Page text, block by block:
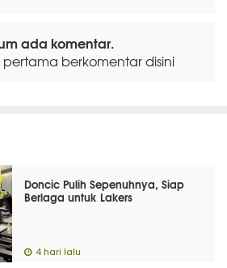
ada komentar.
berkomentar disini
Doncic Pulih Sepenuhnya, Siap
Berlaga untuk Lakers
4 hari lalu